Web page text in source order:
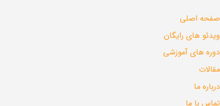
صفحه اصلی
ویدئو های رایگان
دوره های آموزشی
مقالات
درباره ما
تماس با ما